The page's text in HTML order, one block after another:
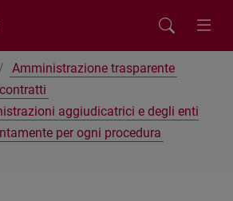
Amministrazione trasparente
aggiudicatrici e degli enti
per ogni procedura